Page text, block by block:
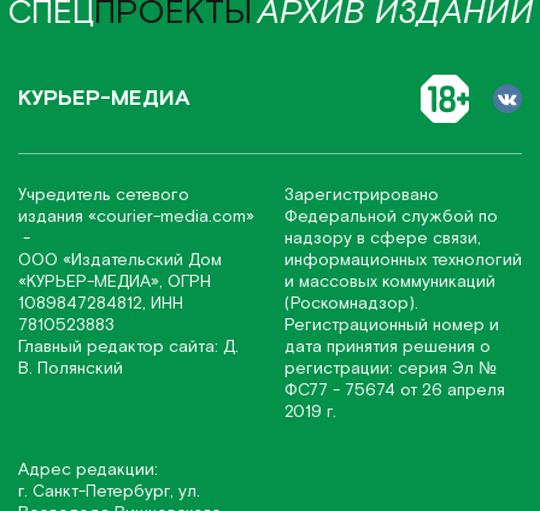
СПЕЦПРОЕКТЫАРХИВ ИЗДАНИЙ
КУРЬЕР-МЕДИА
Учредитель сетевого
издания «соurier-media.com»
-
ООО «Издательский Дом
«КУРЬЕР-МЕДИА», ОГРН
1089847284812, ИНН
7810523883
Главный редактор сайта: Д.
В. Полянский
Зарегистрировано
Федеральной службой по
надзору в сфере связи,
информационных технологий
и массовых коммуникаций
(Роскомнадзор).
Регистрационный номер и
дата принятия решения о
регистрации: серия Эл №
ФС77 - 75674 от 26 апреля
2019 г.
Адрес редакции:
г. Санкт-Петербург, ул.